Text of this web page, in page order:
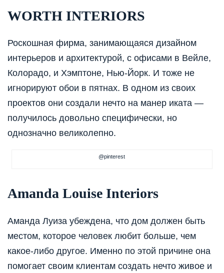
WORTH INTERIORS
Роскошная фирма, занимающаяся дизайном
интерьеров и архитектурой, с офисами в Вейле,
Колорадо, и Хэмптоне, Нью-Йорк. И тоже не
игнорируют обои в пятнах. В одном из своих
проектов они создали нечто на манер иката —
получилось довольно специфически, но
однозначно великолепно.
@pinterest
Amanda Louise Interiors
Аманда Луиза убеждена, что дом должен быть
местом, которое человек любит больше, чем
какое-либо другое. Именно по этой причине она
помогает своим клиентам создать нечто живое и